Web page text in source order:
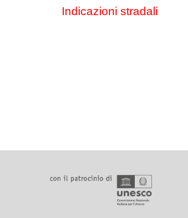
Indicazioni stradali